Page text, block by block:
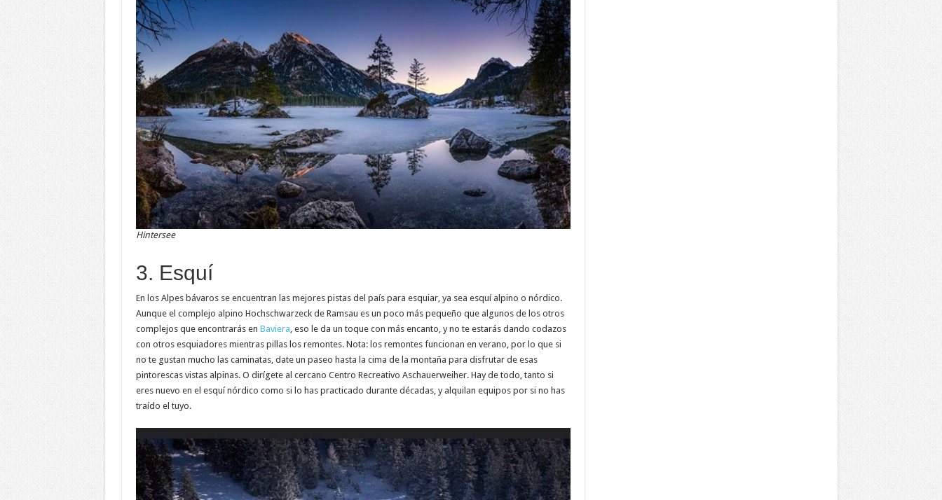
Hintersee
3. Esquí
En los Alpes bávaros se encuentran las mejores pistas del país para esquiar, ya sea esquí alpino o nórdico.
Aunque el complejo alpino Hochschwarzeck de Ramsau es un poco más pequeño que algunos de los otros
complejos que encontrarás en Baviera , eso le da un toque con más encanto, y no te estarás dando codazos
con otros esquiadores mientras pillas los remontes. Nota: los remontes funcionan en verano, por lo que si
no te gustan mucho las caminatas, date un paseo hasta la cima de la montaña para disfrutar de esas
pintorescas vistas alpinas. O dirígete al cercano Centro Recreativo Aschauerweiher. Hay de todo, tanto si
eres nuevo en el esquí nórdico como si lo has practicado durante décadas, y alquilan equipos por si no has
traído el tuyo.